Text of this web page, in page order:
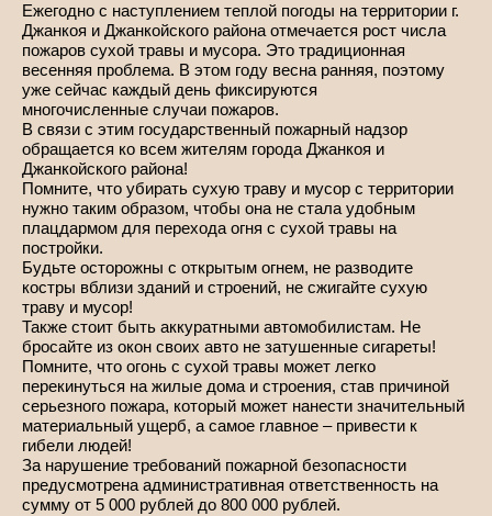
Ежегодно с наступлением теплой погоды на территории г.
Джанкоя и Джанкойского района отмечается рост числа
пожаров сухой травы и мусора. Это традиционная
весенняя проблема. В этом году весна ранняя, поэтому
уже сейчас каждый день фиксируются
многочисленные случаи пожаров.
В связи с этим государственный пожарный надзор
обращается ко всем жителям города Джанкоя и
Джанкойского района!
Помните, что убирать сухую траву и мусор с территории
нужно таким образом, чтобы она не стала удобным
плацдармом для перехода огня с сухой травы на
постройки.
Будьте осторожны с открытым огнем, не разводите
костры вблизи зданий и строений, не сжигайте сухую
траву и мусор!
Также стоит быть аккуратными автомобилистам. Не
бросайте из окон своих авто не затушенные сигареты!
Помните, что огонь с сухой травы может легко
перекинуться на жилые дома и строения, став причиной
серьезного пожара, который может нанести значительный
материальный ущерб, а самое главное – привести к
гибели людей!
За нарушение требований пожарной безопасности
предусмотрена административная ответственность на
сумму от 5 000 рублей до 800 000 рублей.